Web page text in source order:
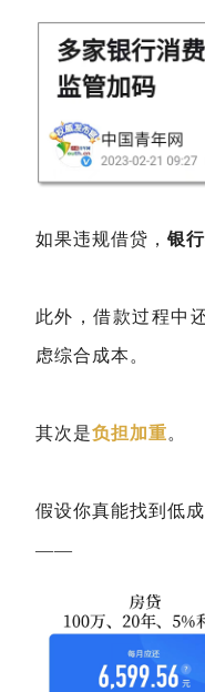
如果违规借贷， 银
此外，借款过程中
虑综合成本。
其次是负担加重。
假设你真能找到低
——